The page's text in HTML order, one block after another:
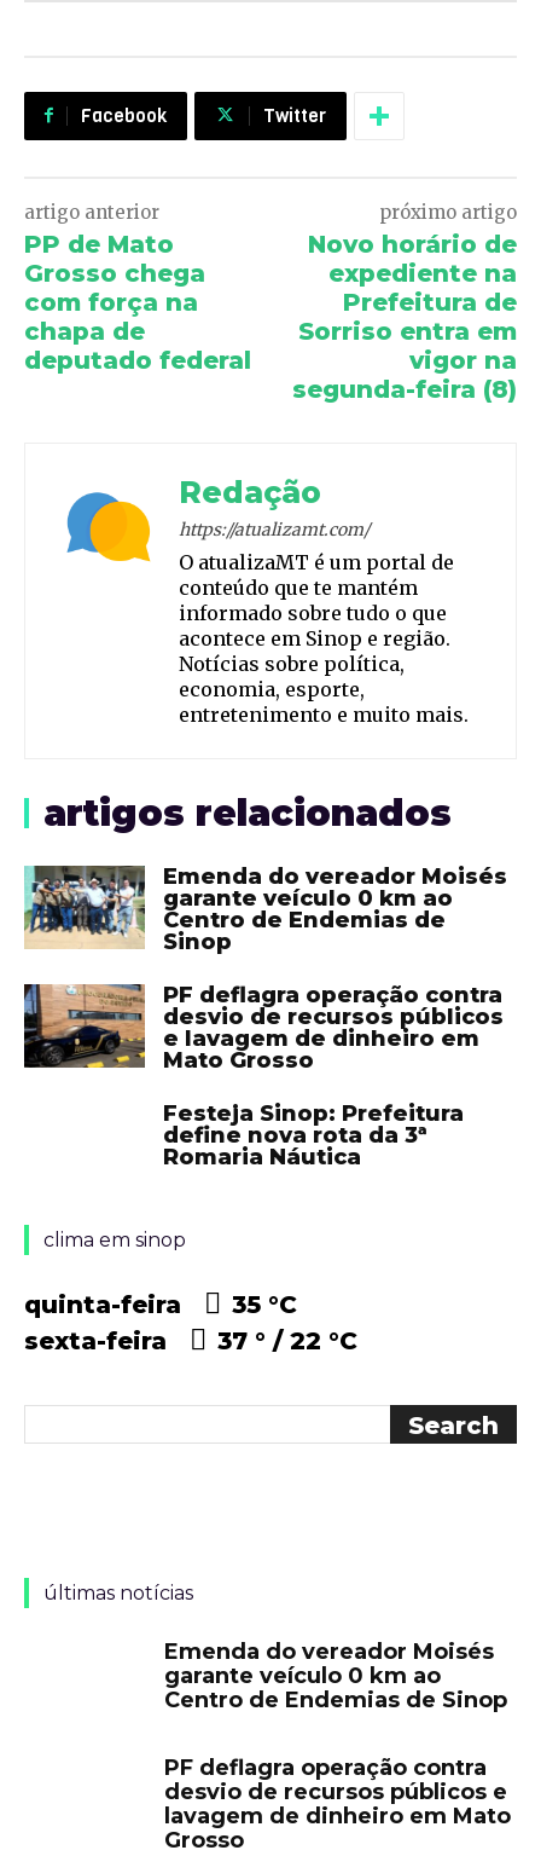
Facebook Twitter
artigo anterior
PP de Mato
Grosso chega
com força na
chapa de
deputado federal
próximo artigo
Novo horário de
expediente na
Prefeitura de
Sorriso entra em
vigor na
segunda-feira (8)
Redação
https://atualizamt.com/
O atualizaMT é um portal de
conteúdo que te mantém
informado sobre tudo o que
acontece em Sinop e região.
Notícias sobre política,
economia, esporte,
entretenimento e muito mais.
artigos relacionados
Emenda do vereador Moisés
garante veículo 0 km ao
Centro de Endemias de
Sinop
PF deflagra operação contra
desvio de recursos públicos
e lavagem de dinheiro em
Mato Grosso
Festeja Sinop: Prefeitura
define nova rota da 3ª
Romaria Náutica
clima em sinop
quinta-feira 35 °C
sexta-feira
37 ° 22 °C
últimas notícias
Emenda do vereador Moisés
garante veículo 0 km ao
Centro de Endemias de Sinop
PF deflagra operação contra
desvio de recursos públicos e
lavagem de dinheiro em Mato
Grosso